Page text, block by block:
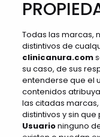
Todas las marcas,
distintivos de
clinicanura.com
su caso, de sus
entenderse que el
contenidos
las citadas
distintivos y sin
Usuarioninguno